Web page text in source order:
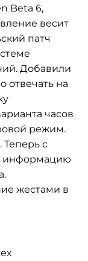
Beta 6,
весит
патч
Добавили
отвечать на
часов
режим.
с
информацию
жестами в